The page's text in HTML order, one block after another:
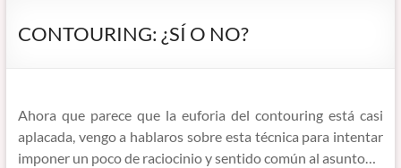
MAKEUP ARTIST
–
EN CÓRDOBA
(España).
automaquillaje.
Bellypainting.
CONTOURING: ¿SÍ O NO?
Ahora que parece que la euforia del contouring está casi
aplacada, vengo a hablaros sobre esta técnica para intentar
imponer un poco de raciocinio y sentido común al asunto…